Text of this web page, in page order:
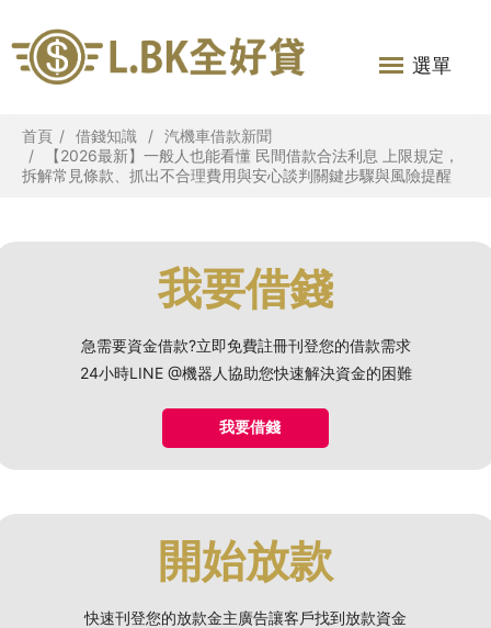
選單
首頁 借錢知識
汽機車借款新聞
【2026最新】一般人也能看懂 民間借款合法利息 上限規定，
拆解常見條款、抓出不合理費用與安心談判關鍵步驟與風險提醒
我要借錢
急需要資金借款?立即免費註冊刊登您的借款需求
24小時LINE @機器人協助您快速解決資金的困難
我要借錢
開始放款
快速刊登您的放款金主廣告讓客戶找到放款資金